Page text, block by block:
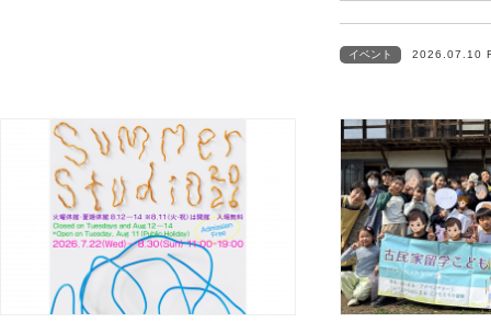
イベント 2026.07.10